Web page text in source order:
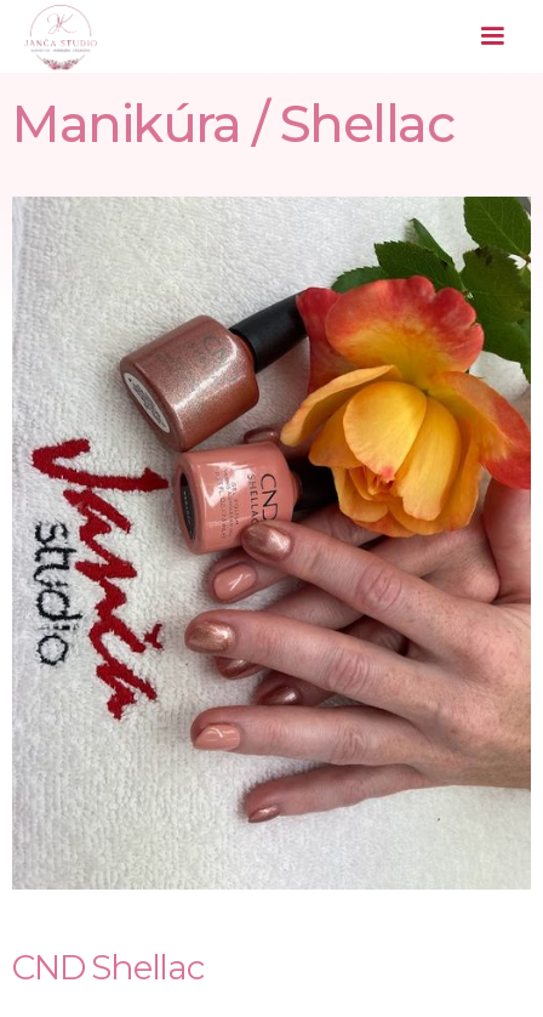
Manikúra / Shellac
CND Shellac